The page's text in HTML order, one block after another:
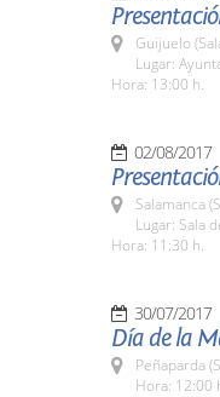
Guijuelo
Lugar:
Hora: 13:00 h.
02/08/2017
Salamanca
Lugar: Sala
Hora: 11:30 h.
30/07/2017
Día de la
Peñaparda
Hora: 12:00